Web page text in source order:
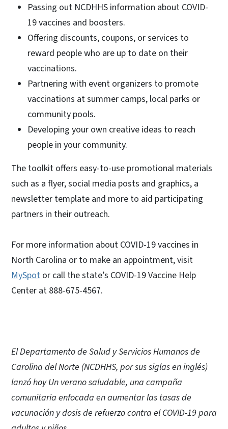
Passing out NCDHHS information about COVID-
19 vaccines and boosters.
Offering discounts, coupons, or services to
reward people who are up to date on their
vaccinations.
Partnering with event organizers to promote
vaccinations at summer camps, local parks or
community pools.
Developing your own creative ideas to reach
people in your community.
The toolkit offers easy-to-use promotional materials
such as a flyer, social media posts and graphics, a
newsletter template and more to aid participating
partners in their outreach.
For more information about COVID-19 vaccines in
North Carolina or to make an appointment, visit
MySpot or call the state’s COVID-19 Vaccine Help
Center at 888-675-4567.
El Departamento de Salud y Servicios Humanos de
Carolina del Norte (NCDHHS, por sus siglas en inglés)
lanzó hoy Un verano saludable, una campaña
comunitaria enfocada en aumentar las tasas de
vacunación y dosis de refuerzo contra el COVID-19 para